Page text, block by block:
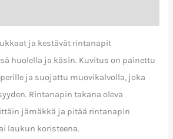
ja kestävät rintanapit
huolella ja käsin. Kuvitus on painettu
ja suojattu muovikalvolla, joka
Rintanapin takana oleva
jämäkkä ja pitää rintanapin
laukun koristeena.